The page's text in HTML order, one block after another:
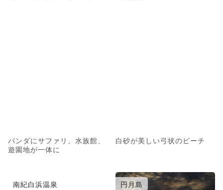
パンダにサファリ、水族館、
遊園地が一体に
白砂が美しい弓状のビーチ
南紀白浜温泉 円月島